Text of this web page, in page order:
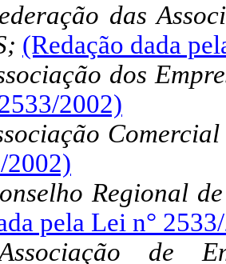
das
(Redação dada
dos
2002)
2002)
Regional
pela Lei n°
de